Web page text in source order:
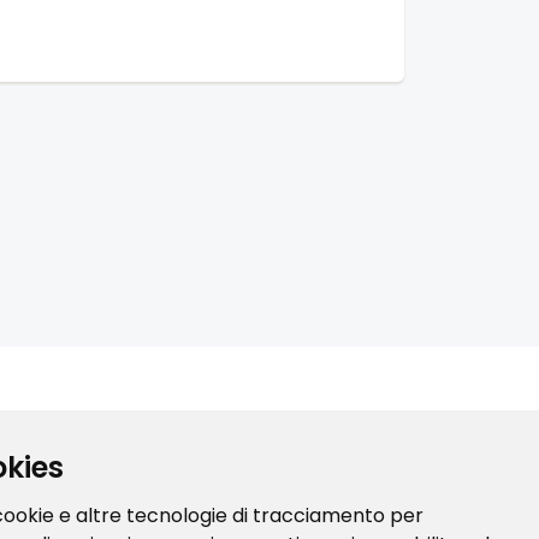
e altre tecnologie di tracciamento per